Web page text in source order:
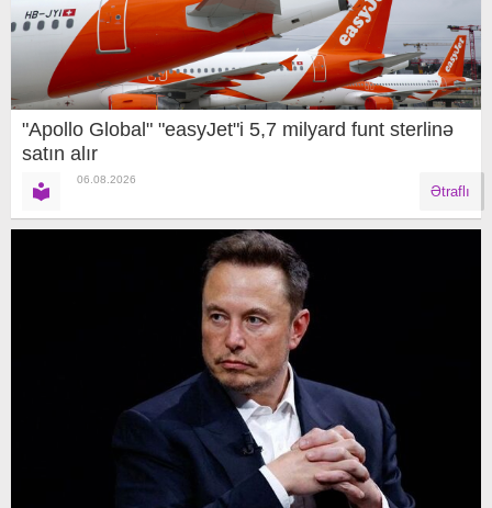
"Apollo Global" "easyJet"i 5,7 milyard funt sterlinə
satın alır
06.08.2026
Ətraflı